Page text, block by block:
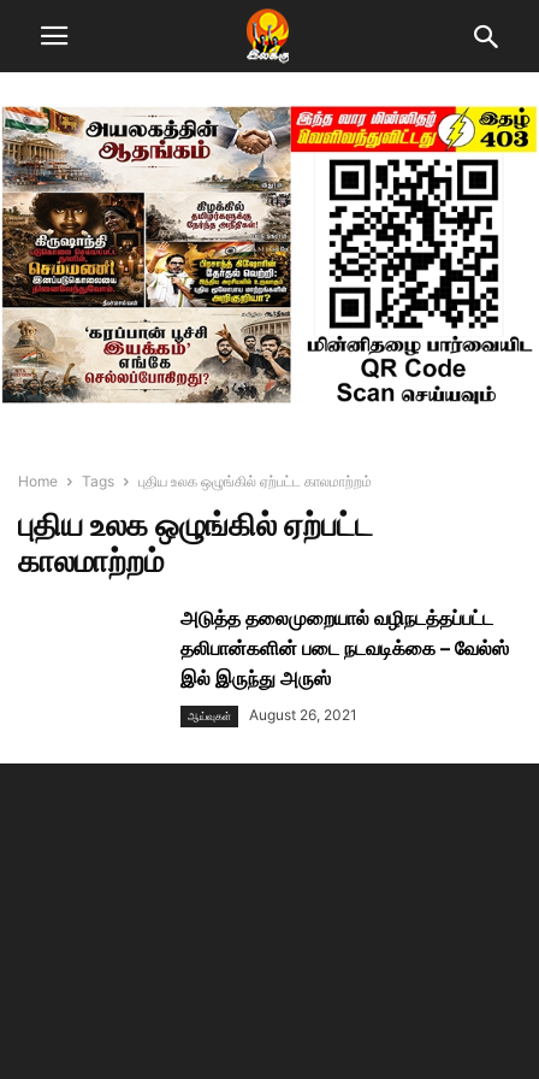
Home Tags புதிய உலக ஒழுங்கில் ஏற்பட்ட காலமாற்றம்
புதிய உலக ஒழுங்கில் ஏற்பட்ட
காலமாற்றம்
அடுத்த தலைமுறையால் வழிநடத்தப்பட்ட
தலிபான்களின் படை நடவடிக்கை – வேல்ஸ்
இல் இருந்து அருஸ்
ஆய்வுகள் August 26, 2021